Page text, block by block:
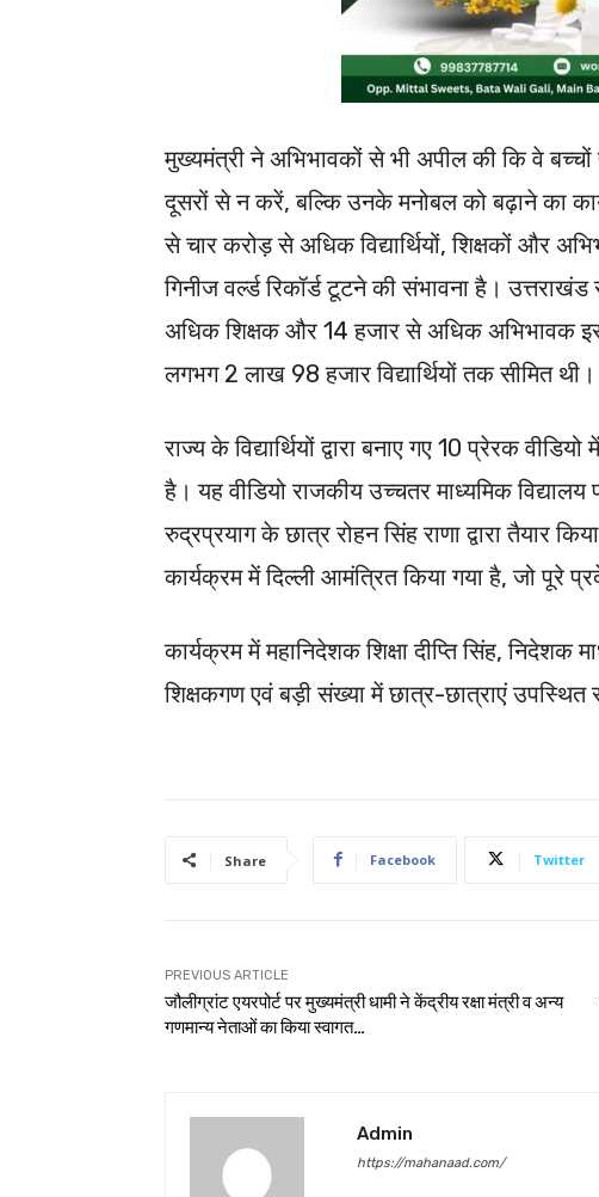
मुख्यमंत्री ने अभिभावकों से भी अपील की कि वे
दूसरों से न करें, बल्कि उनके मनोबल को बढ़ाने का
से चार करोड़ से अधिक विद्यार्थियों, शिक्षकों और
गिनीज वर्ल्ड रिकॉर्ड टूटने की संभावना है।
अधिक शिक्षक और 14 हजार से अधिक अभिभावक
लगभग 2 लाख 98 हजार विद्यार्थियों तक सीमित थी।
राज्य के विद्यार्थियों द्वारा बनाए गए 10 प्रेरक
है। यह वीडियो राजकीय उच्चतर माध्यमिक
रुद्रप्रयाग के छात्र रोहन सिंह राणा द्वारा तैयार
कार्यक्रम में दिल्ली आमंत्रित किया गया है, जो पूरे
कार्यक्रम में महानिदेशक शिक्षा दीप्ति सिंह, निदेशक
शिक्षकगण एवं बड़ी संख्या में छात्र-छात्राएं उपस्थित
Share Facebook Twitter
PREVIOUS ARTICLE
जौलीग्रांट एयरपोर्ट पर मुख्यमंत्री धामी ने केंद्रीय रक्षा मंत्री व अन्य
गणमान्य नेताओं का किया स्वागत…
Admin
https://mahanaad.com/